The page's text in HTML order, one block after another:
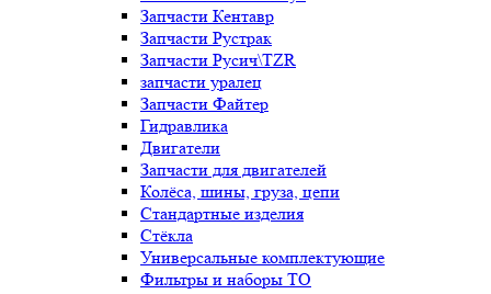
Запчасти Кентавр
Запчасти Рустрак
Запчасти Русич\TZR
запчасти уралец
Запчасти Файтер
Гидравлика
Двигатели
Запчасти для двигателей
Колёса, шины, груза, цепи
Стандартные изделия
Стёкла
Универсальные комплектующие
Фильтры и наборы ТО